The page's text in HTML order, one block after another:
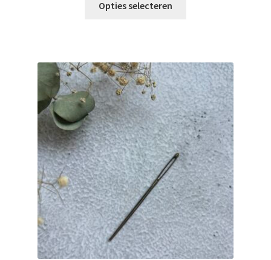
Opties selecteren
Deze
optie
kan
gekozen
worden
op
de
productpagina